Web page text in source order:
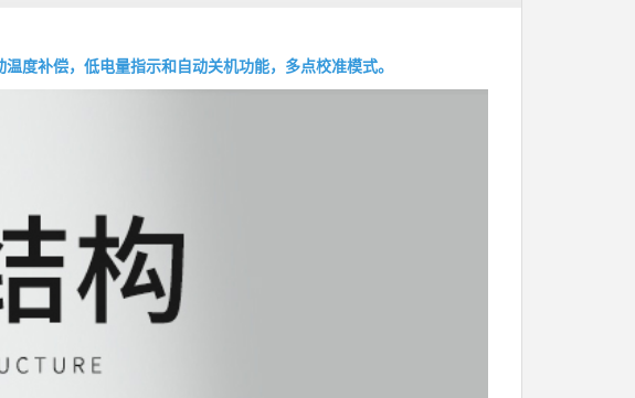
度补偿，低电量指示和自动关机功能，多点校准模式。